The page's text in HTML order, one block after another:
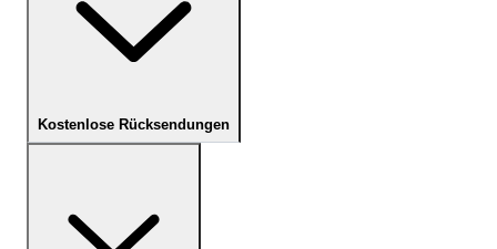
Kostenlose Rücksendungen